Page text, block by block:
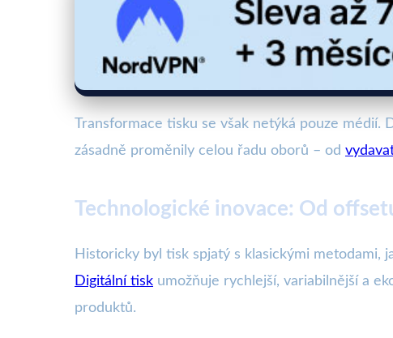
Transformace tisku se však netýká pouze
zásadně proměnily celou řadu oborů – od
Technologické inovace: Od
Historicky byl tisk spjatý s klasickými metodami,
Digitální tisk umožňuje rychlejší, variabilnější a
produktů.